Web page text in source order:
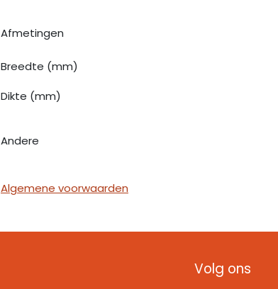
Afmetingen
Breedte (mm)
Dikte (mm)
Andere
Algemene voorwaarden
Volg ons